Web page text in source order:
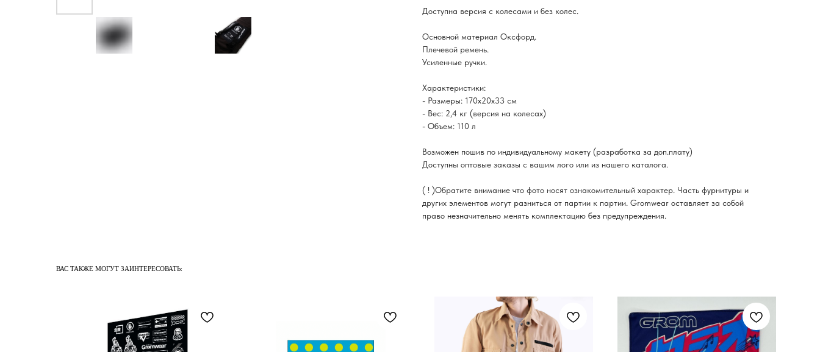
Доступна версия с колесами и без колес.
Основной материал Оксфорд.
Плечевой ремень.
Усиленные ручки.
Характеристики:
- Размеры: 170x20x33 см
- Вес: 2,4 кг (версия на колесах)
- Объем: 110 л
Возможен пошив по индивидуальному макету (разработка за доп.плату)
Доступны оптовые заказы с вашим лого или из нашего каталога.
( ! )Обратите внимание что фото носят ознакомительный характер. Часть фурнитуры и
других элементов могут разниться от партии к партии. Gromwear оставляет за собой
право незначительно менять комплектацию без предупреждения.
ВАС ТАКЖЕ МОГУТ ЗАИНТЕРЕСОВАТЬ: